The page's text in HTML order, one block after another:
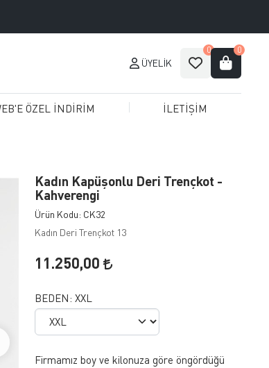
ÜYELIK
0 0
ÖZEL İNDİRİM İLETİŞİM
Kadın Kapüşonlu Deri Trençkot -
Kahverengi
Ürün Kodu: CK32
Kadın Deri Trençkot 13
11.250,00
BEDEN: XXL
Firmamız boy ve kilonuza göre öngördüğü